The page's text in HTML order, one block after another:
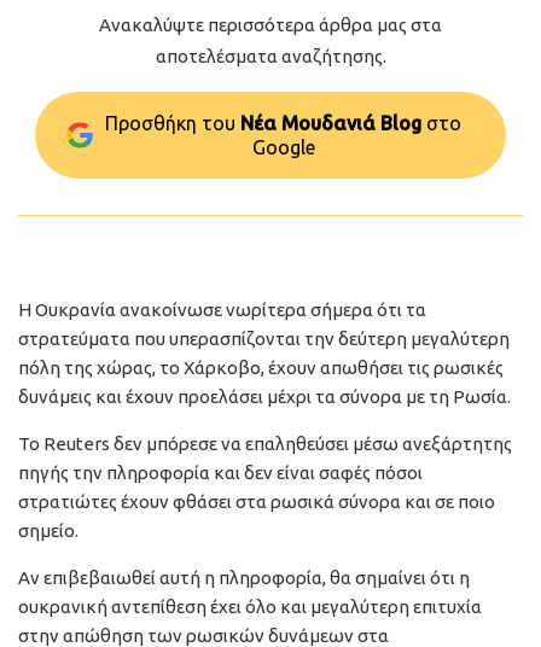
Ανακαλύψτε περισσότερα άρθρα μας στα
αποτελέσματα αναζήτησης.
Προσθήκη του Νέα Μουδανιά Blog στo
Google
Η Ουκρανία ανακοίνωσε νωρίτερα σήμερα ότι τα
στρατεύματα που υπερασπίζονται την δεύτερη μεγαλύτερη
πόλη της χώρας, το Χάρκοβο, έχουν απωθήσει τις ρωσικές
δυνάμεις και έχουν προελάσει μέχρι τα σύνορα με τη Ρωσία.
Το Reuters δεν μπόρεσε να επαληθεύσει μέσω ανεξάρτητης
πηγής την πληροφορία και δεν είναι σαφές πόσοι
στρατιώτες έχουν φθάσει στα ρωσικά σύνορα και σε ποιο
σημείο.
Αν επιβεβαιωθεί αυτή η πληροφορία, θα σημαίνει ότι η
ουκρανική αντεπίθεση έχει όλο και μεγαλύτερη επιτυχία
στην απώθηση των ρωσικών δυνάμεων στα